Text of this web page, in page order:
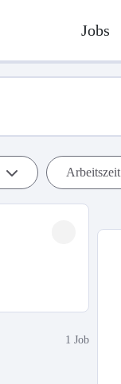
Jobs
Arbeitszeit
1 Job